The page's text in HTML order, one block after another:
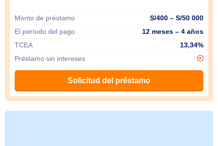
Monto de préstamo
S/400 – S/50 000
El período del pago
12 meses – 4 años
TCEA
13,34%
Préstamo sin intereses
Solicitud del préstamo